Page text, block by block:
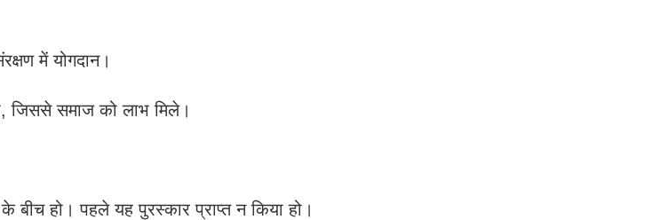
में योगदान।
जिससे समाज को लाभ मिले।
बीच हो। पहले यह पुरस्कार प्राप्त न किया हो।